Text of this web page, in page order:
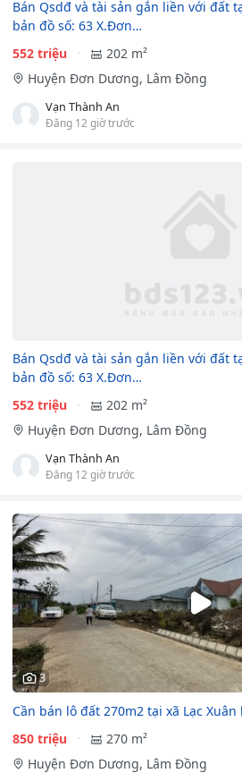
Bán Qsdđ và tài sản gắn liền với đất
bản đồ số: 63 X.Đơn…
552 triệu
202 m²
Huyện Đơn Dương, Lâm Đồng
Vạn Thành An
Đăng 12 giờ trước
Bán Qsdđ và tài sản gắn liền với đất
bản đồ số: 63 X.Đơn…
552 triệu
202 m²
Huyện Đơn Dương, Lâm Đồng
Vạn Thành An
Đăng 12 giờ trước
3
Cần bán lô đất 270m2 tại xã Lạc
850 triệu
270 m²
Huyện Đơn Dương, Lâm Đồng